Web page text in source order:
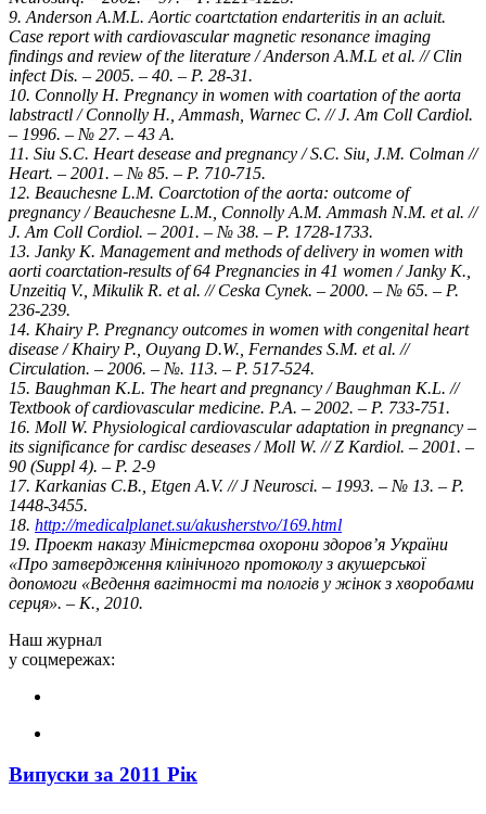
9. Anderson A.M.L. Aortic coartctation endarteritis in an acluit.
Case report with cardiovascular magnetic resonance imaging
findings and review of the literature / Anderson A.M.L et al. // Clin
infect Dis. – 2005. – 40. – Р. 28-31.
10. Connolly H. Pregnancy in women with coartation of the aorta
labstractl / Connolly H., Ammash, Warnec C. // J. Am Coll Cardiol.
– 1996. – № 27. – 43 A.
11. Siu S.C. Heart desease and pregnancy / S.C. Siu, J.M. Colman //
Heart. – 2001. – № 85. – Р. 710-715.
12. Beauchesne L.M. Coarctotion of the aorta: outcome of
pregnancy / Beauchesne L.M., Connolly A.M. Ammash N.M. et al. //
J. Am Coll Cordiol. – 2001. – № 38. – Р. 1728-1733.
13. Janky K. Management and methods of delivery in women with
aorti coarctation-results of 64 Pregnancies in 41 women / Janky K.,
Unzeitiq V., Mikulik R. et al. // Ceska Cynek. – 2000. – № 65. – Р.
236-239.
14. Khairy P. Pregnancy outcomes in women with congenital heart
disease / Khairy P., Ouyang D.W., Fernandes S.M. et al. //
Circulation. – 2006. – №. 113. – Р. 517-524.
15. Baughman K.L. The heart and pregnancy / Baughman K.L. //
Textbook of cardiovascular medicine. P.A. – 2002. – P. 733-751.
16. Moll W. Physiological cardiovascular adaptation in pregnancy –
its significance for cardisc deseases / Moll W. // Z Kardiol. – 2001. –
90 (Suppl 4). – Р. 2-9
17. Karkanias C.B., Etgen A.V. // J Neurosci. – 1993. – № 13. – Р.
1448-3455.
18. http://medicalplanet.su/akusherstvo/169.html
19. Проект наказу Міністерства охорони здоров’я України
«Про затвердження клінічного протоколу з акушерської
допомоги «Ведення вагітності та пологів у жінок з хворобами
серця». – К., 2010.
Наш журнал
у соцмережах:
Випуски за 2011 Рік